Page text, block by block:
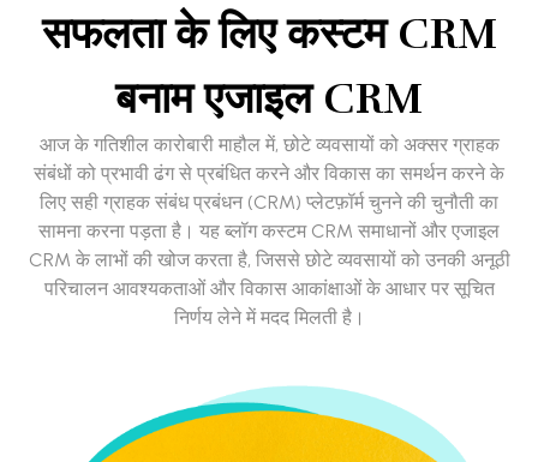
सफलता के लिए कस्टम CRM
बनाम एजाइल CRM
आज के गतिशील कारोबारी माहौल में, छोटे व्यवसायों को अक्सर ग्राहक
संबंधों को प्रभावी ढंग से प्रबंधित करने और विकास का समर्थन करने के
लिए सही ग्राहक संबंध प्रबंधन (CRM) प्लेटफ़ॉर्म चुनने की चुनौती का
सामना करना पड़ता है। यह ब्लॉग कस्टम CRM समाधानों और एजाइल
CRM के लाभों की खोज करता है, जिससे छोटे व्यवसायों को उनकी अनूठी
परिचालन आवश्यकताओं और विकास आकांक्षाओं के आधार पर सूचित
निर्णय लेने में मदद मिलती है।